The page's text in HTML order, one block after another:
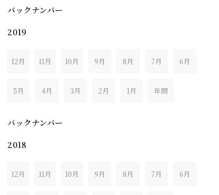
バックナンバー
2019
12月 11月 10月 9月 8月 7月 6月
5月 4月 3月 2月 1月 年間
バックナンバー
2018
12月 11月 10月 9月 8月 7月 6月